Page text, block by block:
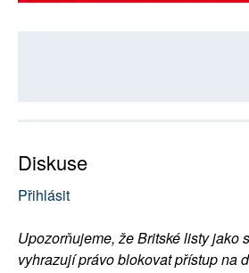
Diskuse
Přihlásit
Upozorňujeme, že Britské listy jako
vyhrazují právo blokovat přístup na